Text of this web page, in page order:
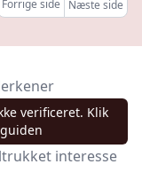
Forrige side Næste side
verificeret. Klik
interesse